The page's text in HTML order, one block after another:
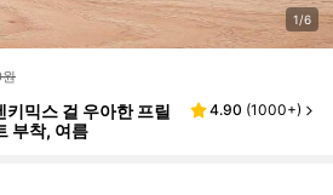
1/6
믹스 걸 우아한 프릴
부착, 여름
4.90 (1000+)